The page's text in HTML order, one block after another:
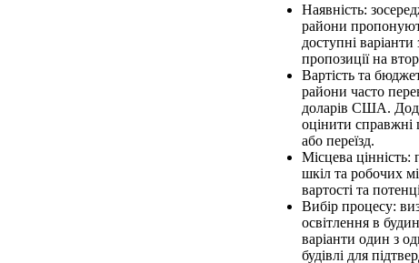
Наявність:
райони
доступні
пропозиції на
Вартість та
райони часто
доларів США.
оцінити справжні
або переїзд.
Місцева цінність:
шкіл та робочих
вартості та
Вибір процесу:
освітлення в
варіанти один з
будівлі для